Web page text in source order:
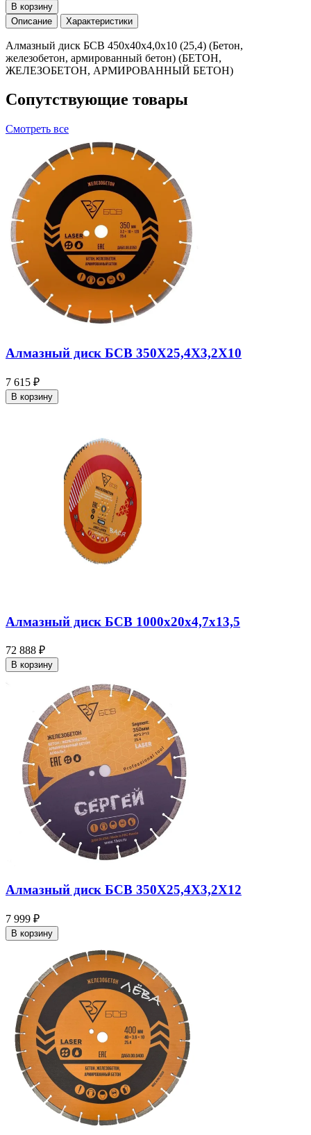
В корзину
Описание
Характеристики
Алмазный диск БСВ 450x40х4,0х10 (25,4) (Бетон,
железобетон, армированный бетон) (БЕТОН,
ЖЕЛЕЗОБЕТОН, АРМИРОВАННЫЙ БЕТОН)
Сопутствующие товары
Смотреть все
Алмазный диск БСВ 350X25,4X3,2X10
7 615 ₽
В корзину
Алмазный диск БСВ 1000x20х4,7х13,5
72 888 ₽
В корзину
Алмазный диск БСВ 350X25,4X3,2X12
7 999 ₽
В корзину